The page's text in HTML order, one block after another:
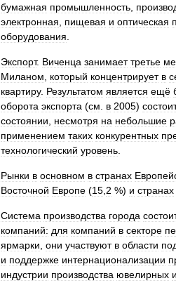
бумажная промышленность
электронная
пищевая и оптическая
оборудования
Экспорт. Виченца занимает третье
Миланом
который концентрирует в
квартиру. Результатом является ещё
оборота экспорта (см в 2005)
состоянии
несмотря на небольшие
применением таких конкурентных
технологический уровень
Рынки в основном в странах
Восточной Европе (15 2 %) и странах
Система производства города
компаний: для компаний в секторе
ярмарки они участвуют в области
и поддержке интернационализации
индустрии производства ювелирных